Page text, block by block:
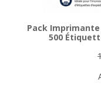
Pack
500